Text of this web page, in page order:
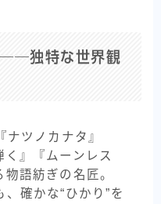
──独特な世界観
ナツノカナタ』
く』『ムーンレス
語紡ぎの名匠。
確かな“ひかり”を